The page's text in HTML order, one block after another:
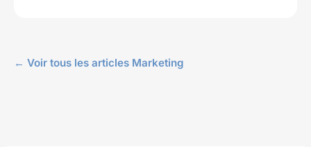
← Voir tous les articles Marketing